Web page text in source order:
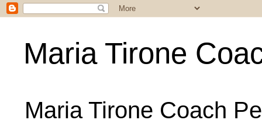
Maria Tirone
Maria Tirone Coach